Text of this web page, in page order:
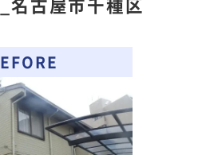
名古屋市千種区